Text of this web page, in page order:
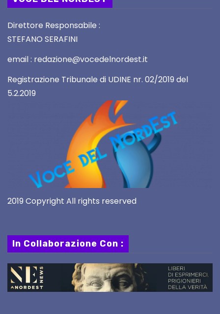
Direttore Responsabile :
STEFANO SERAFINI
email : redazione@vocedelnordest.it
Registrazione Tribunale di UDINE nr. 02/2019 del
5.2.2019
2019 Copyright All rights reserved
In Collaborazione Con :